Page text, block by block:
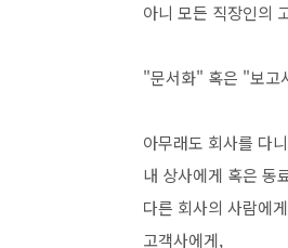
아니 모든 직장인의
"문서화" 혹은 "보고
아무래도 회사를 다
내 상사에게 혹은 동
다른 회사의 사람에
고객사에게,